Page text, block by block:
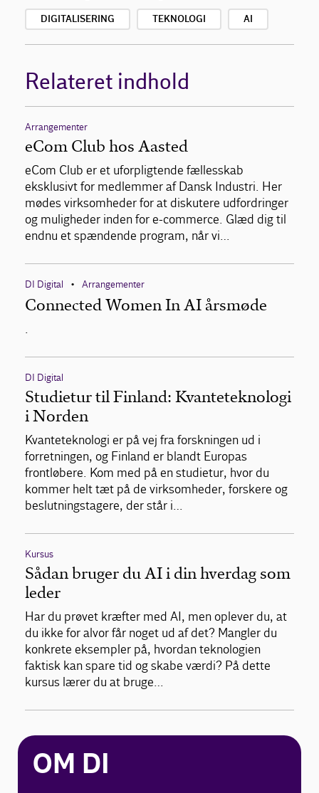
DIGITALISERING TEKNOLOGI AI
Relateret indhold
Arrangementer
eCom Club hos Aasted
eCom Club er et uforpligtende fællesskab
eksklusivt for medlemmer af Dansk Industri. Her
mødes virksomheder for at diskutere udfordringer
og muligheder inden for e-commerce. Glæd dig til
endnu et spændende program, når vi…
DI Digital • Arrangementer
Connected Women In AI årsmøde
.
DI Digital
Studietur til Finland: Kvanteteknologi
i Norden
Kvanteteknologi er på vej fra forskningen ud i
forretningen, og Finland er blandt Europas
frontløbere. Kom med på en studietur, hvor du
kommer helt tæt på de virksomheder, forskere og
beslutningstagere, der står i…
Kursus
Sådan bruger du AI i din hverdag som
leder
Har du prøvet kræfter med AI, men oplever du, at
du ikke for alvor får noget ud af det? Mangler du
konkrete eksempler på, hvordan teknologien
faktisk kan spare tid og skabe værdi? På dette
kursus lærer du at bruge…
OM DI